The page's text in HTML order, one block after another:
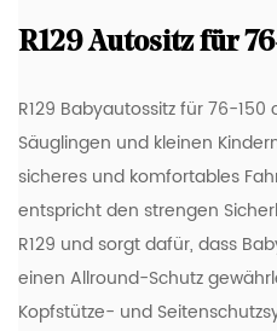
R129 Autositz für
R129 Babyautossitz für 76-
Säuglingen und kleinen
sicheres und komfortables
entspricht den strengen
R129 und sorgt dafür, dass
einen Allround-Schutz
Kopfstütze- und